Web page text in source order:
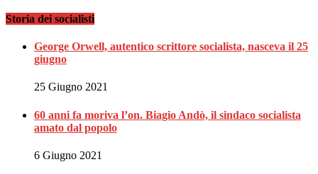
Storia dei socialisti
George Orwell, autentico scrittore socialista, nasceva il 25
giugno
25 Giugno 2021
60 anni fa moriva l’on. Biagio Andò, il sindaco socialista
amato dal popolo
6 Giugno 2021